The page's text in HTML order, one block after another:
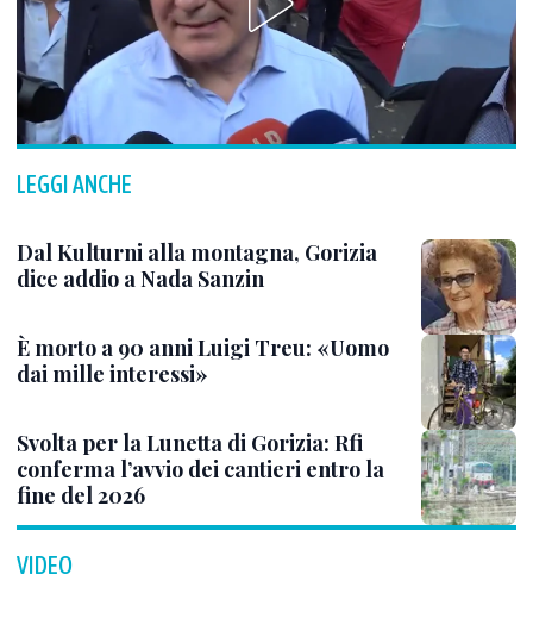
LEGGI ANCHE
Dal Kulturni alla montagna, Gorizia
dice addio a Nada Sanzin
È morto a 90 anni Luigi Treu: «Uomo
dai mille interessi»
Svolta per la Lunetta di Gorizia: Rfi
conferma l’avvio dei cantieri entro la
fine del 2026
VIDEO